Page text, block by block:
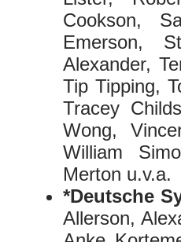
Cookson,
Emerson,
Alexander,
Tip Tipping,
Tracey
Wong,
William
Merton u.v.a.
*Deutsche
Allerson,